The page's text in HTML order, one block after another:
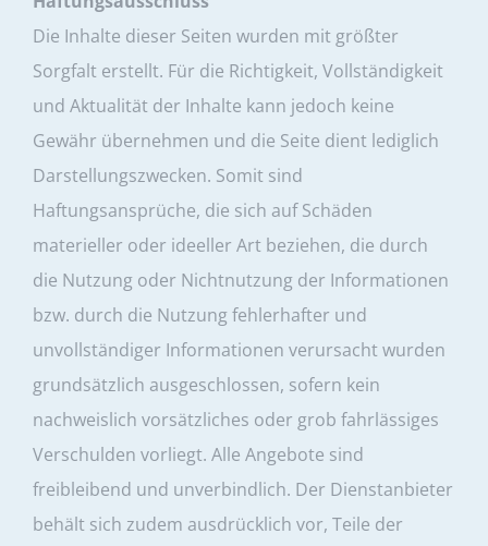
Die Inhalte dieser Seiten wurden mit größter
Sorgfalt erstellt. Für die Richtigkeit, Vollständigkeit
und Aktualität der Inhalte kann jedoch keine
Gewähr übernehmen und die Seite dient lediglich
Darstellungszwecken. Somit sind
Haftungsansprüche, die sich auf Schäden
materieller oder ideeller Art beziehen, die durch
die Nutzung oder Nichtnutzung der Informationen
bzw. durch die Nutzung fehlerhafter und
unvollständiger Informationen verursacht wurden
grundsätzlich ausgeschlossen, sofern kein
nachweislich vorsätzliches oder grob fahrlässiges
Verschulden vorliegt. Alle Angebote sind
freibleibend und unverbindlich. Der Dienstanbieter
behält sich zudem ausdrücklich vor, Teile der